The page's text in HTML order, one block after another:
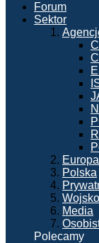
Forum
Sektor
Europa
Polska
Wojsko
Media
Polecamy